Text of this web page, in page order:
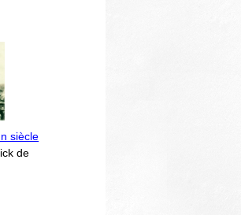
siècle
de